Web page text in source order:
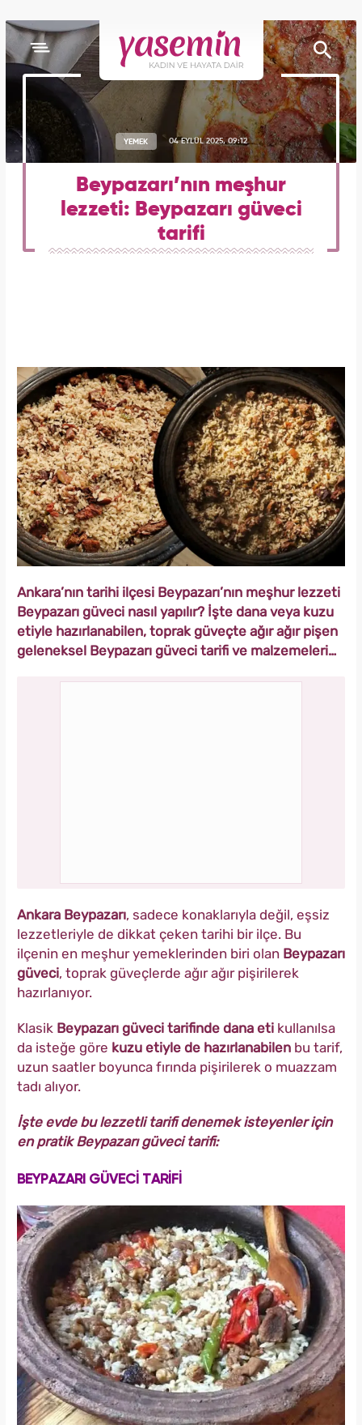
YEMEK 04 EYLÜL 2025, 09:12
Beypazarı’nın meşhur
lezzeti: Beypazarı güveci
tarifi
Ankara’nın tarihi ilçesi Beypazarı’nın meşhur lezzeti
Beypazarı güveci nasıl yapılır? İşte dana veya kuzu
etiyle hazırlanabilen, toprak güveçte ağır ağır pişen
geleneksel Beypazarı güveci tarifi ve malzemeleri…
Ankara Beypazarı, sadece konaklarıyla değil, eşsiz
lezzetleriyle de dikkat çeken tarihi bir ilçe. Bu
ilçenin en meşhur yemeklerinden biri olan Beypazarı
güveci, toprak güveçlerde ağır ağır pişirilerek
hazırlanıyor.
Klasik Beypazarı güveci tarifinde dana eti kullanılsa
da isteğe göre kuzu etiyle de hazırlanabilen bu tarif,
uzun saatler boyunca fırında pişirilerek o muazzam
tadı alıyor.
İşte evde bu lezzetli tarifi denemek isteyenler için
en pratik Beypazarı güveci tarifi:
BEYPAZARI GÜVECİ TARİFİ